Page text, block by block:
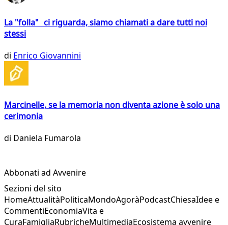
La "folla" ci riguarda, siamo chiamati a dare tutti noi
stessi
di Enrico Giovannini
Marcinelle, se la memoria non diventa azione è solo una
cerimonia
di Daniela Fumarola
Abbonati ad Avvenire
Sezioni del sito
HomeAttualitàPoliticaMondoAgoràPodcastChiesaIdee e
CommentiEconomiaVita e
CuraFamigliaRubricheMultimediaEcosistema avvenire